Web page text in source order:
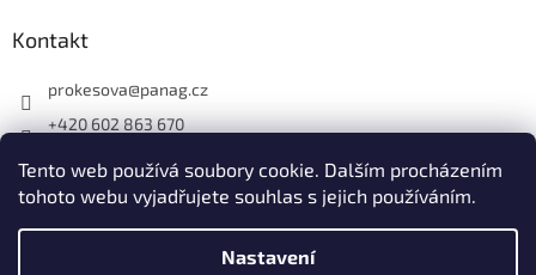
Tento web používá soubory cookie. Dalším procházením
tohoto webu vyjadřujete souhlas s jejich používáním.
Nastavení
Kontakt
prokesova@panag.cz
+420 602 863 670
Vytvořil Shoptet